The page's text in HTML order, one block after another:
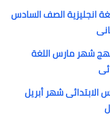
انجليزية الصف السادس
شهر مارس اللغة
الابتدائى شهر أبريل